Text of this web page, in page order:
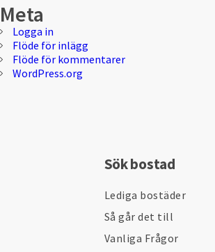
Meta
Logga in
Flöde för inlägg
Flöde för kommentarer
WordPress.org
Sök bostad
Lediga bostäder
Så går det till
Vanliga Frågor